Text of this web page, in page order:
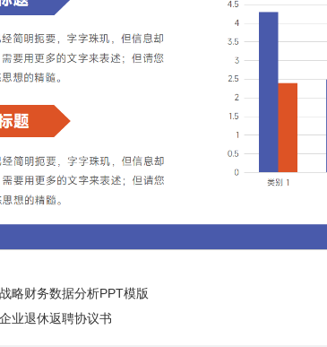
略财务数据分析PPT模版
业退休返聘协议书